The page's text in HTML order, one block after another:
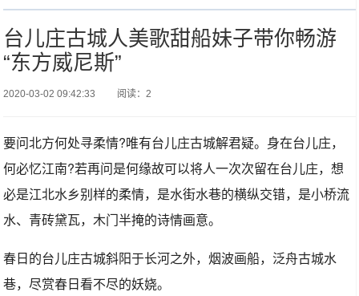
台儿庄古城人美歌甜船妹子带你畅游
“东方威尼斯”
2020-03-02 09:42:33 阅读：2
要问北方何处寻柔情?唯有台儿庄古城解君疑。身在台儿庄，
何必忆江南?若再问是何缘故可以将人一次次留在台儿庄，想
必是江北水乡别样的柔情，是水街水巷的横纵交错，是小桥流
水、青砖黛瓦，木门半掩的诗情画意。
春日的台儿庄古城斜阳于长河之外，烟波画船，泛舟古城水
巷，尽赏春日看不尽的妖娆。